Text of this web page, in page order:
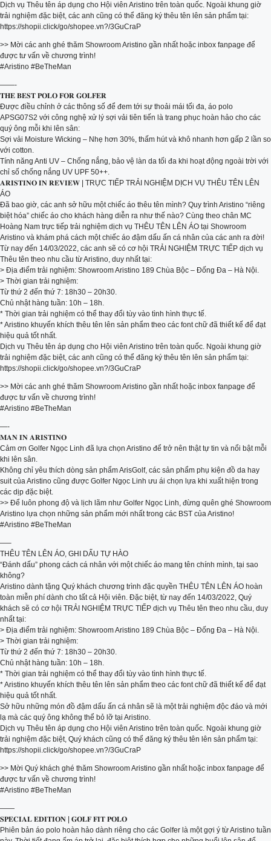
Dịch vụ Thêu tên áp dụng cho Hội viên Aristino trên toàn quốc. Ngoài khung giờ
trải nghiệm đặc biệt, các anh cũng có thể đăng ký thêu tên lên sản phẩm tại:
https://shopii.click/go/shopee.vn?/3GuCraP
>> Mời các anh ghé thăm Showroom Aristino gần nhất hoặc inbox fanpage để
được tư vấn về chương trình!
#Aristino #BeTheMan
——-
𝐓𝐇𝐄 𝐁𝐄𝐒𝐓 𝐏𝐎𝐋𝐎 𝐅𝐎𝐑 𝐆𝐎𝐋𝐅𝐄𝐑
Được điều chỉnh ở các thông số để đem tới sự thoải mái tối đa, áo polo
APSG07S2 với công nghệ xử lý sợi vải tiên tiến là trang phục hoàn hảo cho các
quý ông mỗi khi lên sân:
Sợi vải Moisture Wicking – Nhẹ hơn 30%, thấm hút và khô nhanh hơn gấp 2 lần so
với cotton.
Tính năng Anti UV – Chống nắng, bảo vệ làn da tối đa khi hoạt động ngoài trời với
chỉ số chống nắng UV UPF 50++.
𝐀𝐑𝐈𝐒𝐓𝐈𝐍𝐎 𝐈𝐍 𝐑𝐄𝐕𝐈𝐄𝐖 | TRỰC TIẾP TRẢI NGHIỆM DỊCH VỤ THÊU TÊN LÊN
ÁO
Đã bao giờ, các anh sở hữu một chiếc áo thêu tên mình? Quy trình Aristino “riêng
biệt hóa” chiếc áo cho khách hàng diễn ra như thế nào? Cùng theo chân MC
Hoàng Nam trực tiếp trải nghiệm dịch vụ THÊU TÊN LÊN ÁO tại Showroom
Aristino và khám phá cách một chiếc áo đậm dấu ấn cá nhân của các anh ra đời!
Từ nay đến 14/03/2022, các anh sẽ có cơ hội TRẢI NGHIỆM TRỰC TIẾP dịch vụ
Thêu tên theo nhu cầu từ Aristino, duy nhất tại:
> Địa điểm trải nghiệm: Showroom Aristino 189 Chùa Bộc – Đống Đa – Hà Nội.
> Thời gian trải nghiệm:
Từ thứ 2 đến thứ 7: 18h30 – 20h30.
Chủ nhật hàng tuần: 10h – 18h.
* Thời gian trải nghiệm có thể thay đổi tùy vào tình hình thực tế.
* Aristino khuyến khích thêu tên lên sản phẩm theo các font chữ đã thiết kế để đạt
hiệu quả tốt nhất.
Dịch vụ Thêu tên áp dụng cho Hội viên Aristino trên toàn quốc. Ngoài khung giờ
trải nghiệm đặc biệt, các anh cũng có thể đăng ký thêu tên lên sản phẩm tại:
https://shopii.click/go/shopee.vn?/3GuCraP
>> Mời các anh ghé thăm Showroom Aristino gần nhất hoặc inbox fanpage để
được tư vấn về chương trình!
#Aristino #BeTheMan
—-
𝐌𝐀𝐍 𝐈𝐍 𝐀𝐑𝐈𝐒𝐓𝐈𝐍𝐎
Cảm ơn Golfer Ngọc Linh đã lựa chọn Aristino để trở nên thật tự tin và nổi bật mỗi
khi lên sân.
Không chỉ yêu thích dòng sản phẩm ArisGolf, các sản phẩm phụ kiện đồ da hay
suit của Aristino cũng được Golfer Ngọc Linh ưu ái chọn lựa khi xuất hiện trong
các dịp đặc biệt.
>> Để luôn phong độ và lịch lãm như Golfer Ngọc Linh, đừng quên ghé Showroom
Aristino lựa chọn những sản phẩm mới nhất trong các BST của Aristino!
#Aristino #BeTheMan
—–
THÊU TÊN LÊN ÁO, GHI DẤU TỰ HÀO
“Đánh dấu” phong cách cá nhân với một chiếc áo mang tên chính mình, tại sao
không?
Aristino dành tặng Quý khách chương trình đặc quyền THÊU TÊN LÊN ÁO hoàn
toàn miễn phí dành cho tất cả Hội viên. Đặc biệt, từ nay đến 14/03/2022, Quý
khách sẽ có cơ hội TRẢI NGHIỆM TRỰC TIẾP dịch vụ Thêu tên theo nhu cầu, duy
nhất tại:
> Địa điểm trải nghiệm: Showroom Aristino 189 Chùa Bộc – Đống Đa – Hà Nội.
> Thời gian trải nghiệm:
Từ thứ 2 đến thứ 7: 18h30 – 20h30.
Chủ nhật hàng tuần: 10h – 18h.
* Thời gian trải nghiệm có thể thay đổi tùy vào tình hình thực tế.
* Aristino khuyến khích thêu tên lên sản phẩm theo các font chữ đã thiết kế để đạt
hiệu quả tốt nhất.
Sở hữu những món đồ đậm dấu ấn cá nhân sẽ là một trải nghiệm độc đáo và mới
lạ mà các quý ông không thể bỏ lỡ tại Aristino.
Dịch vụ Thêu tên áp dụng cho Hội viên Aristino trên toàn quốc. Ngoài khung giờ
trải nghiệm đặc biệt, Quý khách cũng có thể đăng ký thêu tên lên sản phẩm tại:
https://shopii.click/go/shopee.vn?/3GuCraP
>> Mời Quý khách ghé thăm Showroom Aristino gần nhất hoặc inbox fanpage để
được tư vấn về chương trình!
#Aristino #BeTheMan
——
𝐒𝐏𝐄𝐂𝐈𝐀𝐋 𝐄𝐃𝐈𝐓𝐈𝐎𝐍 | 𝐆𝐎𝐋𝐅 𝐅𝐈𝐓 𝐏𝐎𝐋𝐎
Phiên bản áo polo hoàn hảo dành riêng cho các Golfer là một gợi ý từ Aristino tuần